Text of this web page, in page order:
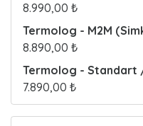
8.990,00 ₺
Termolog - M2M
8.890,00 ₺
Termolog - Standart
7.890,00 ₺